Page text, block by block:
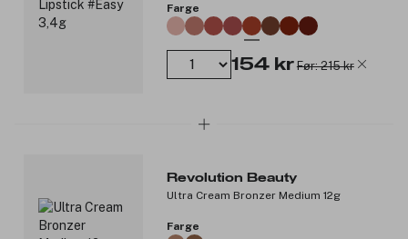
Farge
154 kr Før: 215 kr
Revolution Beauty
Ultra Cream Bronzer Medium 12g
Farge